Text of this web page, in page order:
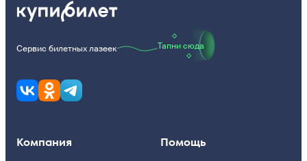
Сервис билетных лазеек Тапни сюда
Компания Помощь